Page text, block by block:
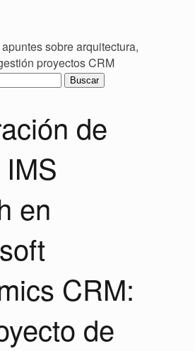
sobre arquitectura,
proyectos CRM
de
en
CRM:
de